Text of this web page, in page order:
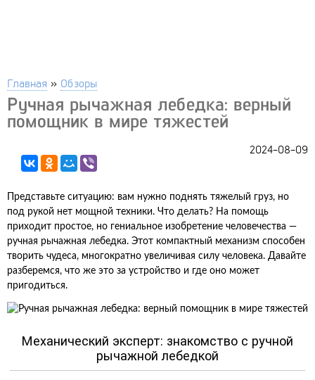
Главная » Обзоры
Ручная рычажная лебедка: верный
помощник в мире тяжестей
2024-08-09
Представьте ситуацию: вам нужно поднять тяжелый груз, но
под рукой нет мощной техники. Что делать? На помощь
приходит простое, но гениальное изобретение человечества —
ручная рычажная лебедка. Этот компактный механизм способен
творить чудеса, многократно увеличивая силу человека. Давайте
разберемся, что же это за устройство и где оно может
пригодиться.
Механический эксперт: знакомство с ручной
рычажной лебедкой